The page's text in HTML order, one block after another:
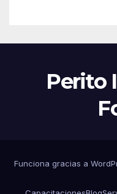
Perito
Funciona gracias a